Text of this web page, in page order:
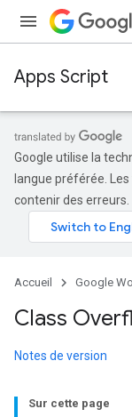
Apps Script
Google utilise la
langue préférée.
contenir des erreurs.
Accueil Google
Class
Notes de version
Sur cette page